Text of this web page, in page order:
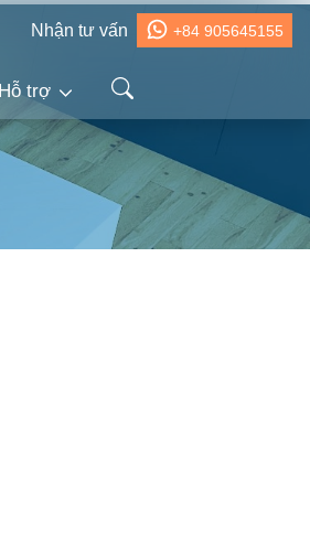
Nhận tư vấn +84 905645155
Hỗ trợ